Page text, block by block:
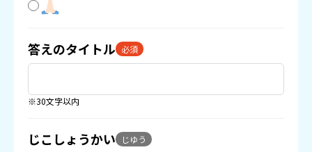
答えのタイトル 必須
※30文字以内
じこしょうかい じゆう